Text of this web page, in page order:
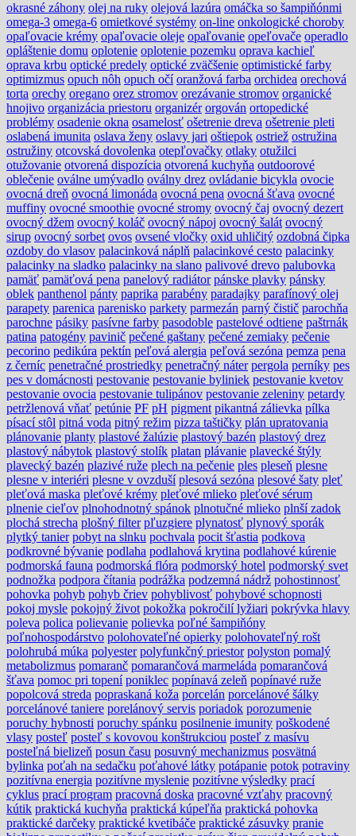
okrasné záhony olej na ruky olejová lazúra omáčka so šampiňónmi
omega-3 omega-6 omietkové systémy on-line onkologické choroby
opaľovacie krémy opaľovacie oleje opaľovanie opeľovače operadlo
opláštenie domu oplotenie oplotenie pozemku oprava kachieľ
oprava krbu optické predely optické zväčšenie optimistické farby
optimizmus opuch nôh opuch očí oranžová farba orchidea orechová
torta orechy oregano orez stromov orezávanie stromov organické
hnojivo organizácia priestoru organizér orgován ortopedické
problémy osadenie okna osamelosť ošetrenie dreva ošetrenie pleti
oslabená imunita oslava ženy oslavy jari oštiepok ostriež ostružina
ostružiny otcovská dovolenka otepľovačky otlaky otužilci
otužovanie otvorená dispozícia otvorená kuchyňa outdoorové
oblečenie oválne umývadlo oválny drez ovládanie bicykla ovocie
ovocná dreň ovocná limonáda ovocná pena ovocná šťava ovocné
muffiny ovocné smoothie ovocné stromy ovocný čaj ovocný dezert
ovocný džem ovocný koláč ovocný nápoj ovocný šalát ovocný
sirup ovocný sorbet ovos ovsené vločky oxid uhličitý ozdobná čipka
ozdoby do vlasov palacinková náplň palacinkové cesto palacinky
palacinky na sladko palacinky na slano palivové drevo palubovka
pamäť pamäťová pena panelový radiátor pánske plavky pánsky
oblek panthenol pánty paprika parabény paradajky parafínový olej
parapety parenica parenisko parkety parmezán parný čistič parochňa
parochne pásiky pasívne farby pasodoble pastelové odtiene paštrnák
patina patogény pavinič pečené gaštany pečené zemiaky pečenie
pecorino pedikúra pektín peľová alergia peľová sezóna pemza pena
z černíc penetračné prostriedky penetračný náter pergola perníky pes
pes v domácnosti pestovanie pestovanie byliniek pestovanie kvetov
pestovanie ovocia pestovanie tulipánov pestovanie zeleniny petardy
petržlenová vňať petúnie PF pH pigment pikantná zálievka pílka
písací stôl pitná voda pitný režim pizza taštičky plán upratovania
plánovanie planty plastové žalúzie plastový bazén plastový drez
plastový nábytok plastový stolík platan plávanie plavecké štýly
plavecký bazén plazivé ruže plech na pečenie ples pleseň plesne
plesne v interiéri plesne v ovzduší plesová sezóna plesové šaty pleť
pleťová maska pleťové krémy pleťové mlieko pleťové sérum
plnenie cieľov plnohodnotný spánok plnotučné mlieko plnší zadok
plochá strecha plošný filter pľuzgiere plynatosť plynový sporák
plytký tanier pobyt na slnku pochvala pocit šťastia podkova
podkrovné bývanie podlaha podlahová krytina podlahové kúrenie
podmorská fauna podmorská flóra podmorský hotel podmorský svet
podnožka podpora čítania podrážka podzemná nádrž pohostinnosť
pohovka pohyb pohyb čriev pohyblivosť pohybové schopnosti
pokoj mysle pokojný život pokožka pokročilí lyžiari pokrývka hlavy
poleva polica polievanie polievka poľné šampiňóny
poľnohospodárstvo polohovateľné opierky polohovateľný rošt
polohrubá múka polyester polyfunkčný priestor polyston pomalý
metabolizmus pomaranč pomarančová marmeláda pomarančová
šťava pomoc pri topení poniklec popínavá zeleň popínavé ruže
popolcová streda popraskaná koža porcelán porcelánové šálky
porcelánové taniere porelánový servis poriadok porozumenie
poruchy hybnosti poruchy spánku posilnenie imunity poškodené
vlasy posteľ posteľ s kovovou konštrukciou posteľ z masívu
posteľná bielizeň posun času posuvný mechanizmus posvätná
bylinka poťah na sedačku poťahové látky potápanie potok potraviny
pozitívna energia pozitívne myslenie pozitívne výsledky prací
cyklus prací program pracovná doska pracovné vzťahy pracovný
kútik praktická kuchyňa praktická kúpeľňa praktická pohovka
praktické darčeky praktické kvetibáče praktické zásuvky pranie